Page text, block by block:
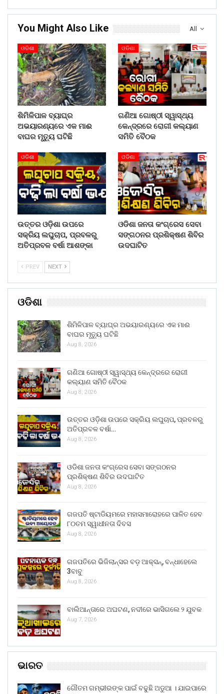
All
You Might Also Like
ଓଡିଶା
ଶିମିଳିପାଳ ବ୍ୟାଘ୍ର
ଅଭୟାରଣ୍ୟରେ ଏକ ମାଈ
ବାଘର ମୃତ୍ୟୁ ଘଟିଛି
ଓଡିଶା
ଗଣିଆ ଗୋଷ୍ଠୀ ସ୍ୱାସ୍ଥ୍ୟ
କେନ୍ଦ୍ରରେ ରୋଗୀ କଲ୍ୟାଣ
ସମିତି ବୈଠକ
ଓଡିଶା
ଉତ୍ତର ଓଡ଼ିଶା ଉପରେ
ସକ୍ରିୟ ଲଘୁଚାପ, ପ୍ରବଳରୁ
ଅତିପ୍ରବଳ ବର୍ଷା ଆଶଙ୍କା
ଓଡିଶା
ଓଡିଶା ଜନତା କଂଗ୍ରେସ ସେବା
ସଙ୍ଗଠନର ପ୍ରଶିକ୍ଷଣ ଶିବିର
ଉଦଘାଟିତ
PREV NEXT
ଓଡିଶା
ଶିମିଳିପାଳ ବ୍ୟାଘ୍ର ଅଭୟାରଣ୍ୟରେ ଏକ ମାଈ
ବାଘର ମୃତ୍ୟୁ ଘଟିଛି
Aug 8, 2026
ଗଣିଆ ଗୋଷ୍ଠୀ ସ୍ୱାସ୍ଥ୍ୟ କେନ୍ଦ୍ରରେ ରୋଗୀ
କଲ୍ୟାଣ ସମିତି ବୈଠକ
Aug 8, 2026
ଉତ୍ତର ଓଡ଼ିଶା ଉପରେ ସକ୍ରିୟ ଲଘୁଚାପ, ପ୍ରବଳରୁ
ଅତିପ୍ରବଳ ବର୍ଷା…
Aug 8, 2026
ଓଡିଶା ଜନତା କଂଗ୍ରେସ ସେବା ସଙ୍ଗଠନର
ପ୍ରଶିକ୍ଷଣ ଶିବିର ଉଦଘାଟିତ
Aug 8, 2026
ଗଜପତି ଷ୍ଟାଡିୟମରେ ମହାସମାରୋହରେ ପାଳିତ ହେବ
୮୦ତମ ସ୍ୱାଧୀନତା ଦିବସ
Aug 8, 2026
ଗଜପତିରେ ଭିଜିଲାନ୍ସର ବଡ଼ ଆକ୍ସନ୍, ବନ୍ଧାହେଲେ
3ବାବୁ
Aug 8, 2026
ବାଲିଆନ୍ତାରେ ଅଘଟଣ, ନଦୀରେ ଭାସିଗଲେ ୨ ଯୁବକ
Aug 7, 2026
ଭାରତ
ଗୌତମ ଗମ୍ଭୀରଙ୍କ ପାଇଁ ବଢୁଛି ଅଡୁଆ । ଯାଇପାରେ